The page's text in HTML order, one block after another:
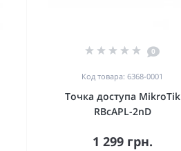
0
Код товара: 6368-0001
Точка доступа MikroTik
RBcAPL-2nD
1 299 грн.